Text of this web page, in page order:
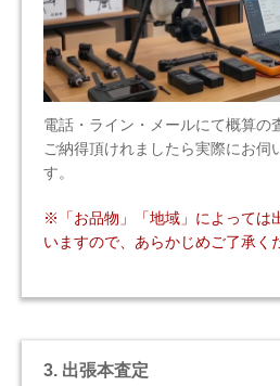
電話・ライン・メールにて概算の
ご納得頂けれましたら実際にお伺
す。
※「お品物」「地域」によっては
いますので、あらかじめご了承く
3. 出張本査定